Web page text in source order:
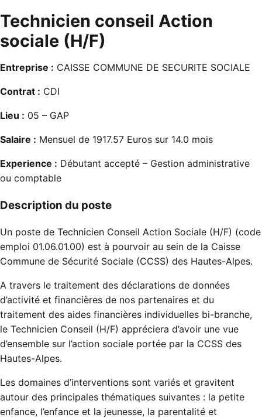
Technicien conseil Action
sociale (H/F)
Entreprise : CAISSE COMMUNE DE SECURITE SOCIALE
Contrat : CDI
Lieu : 05 – GAP
Salaire : Mensuel de 1917.57 Euros sur 14.0 mois
Experience : Débutant accepté – Gestion administrative
ou comptable
Description du poste
Un poste de Technicien Conseil Action Sociale (H/F) (code
emploi 01.06.01.00) est à pourvoir au sein de la Caisse
Commune de Sécurité Sociale (CCSS) des Hautes-Alpes.
A travers le traitement des déclarations de données
d’activité et financières de nos partenaires et du
traitement des aides financières individuelles bi-branche,
le Technicien Conseil (H/F) appréciera d’avoir une vue
d’ensemble sur l’action sociale portée par la CCSS des
Hautes-Alpes.
Les domaines d’interventions sont variés et gravitent
autour des principales thématiques suivantes : la petite
enfance, l’enfance et la jeunesse, la parentalité et